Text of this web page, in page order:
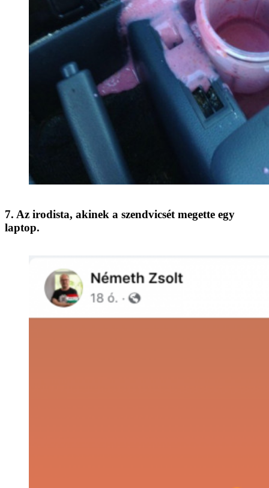
7. Az irodista, akinek a szendvicsét megette egy
laptop.